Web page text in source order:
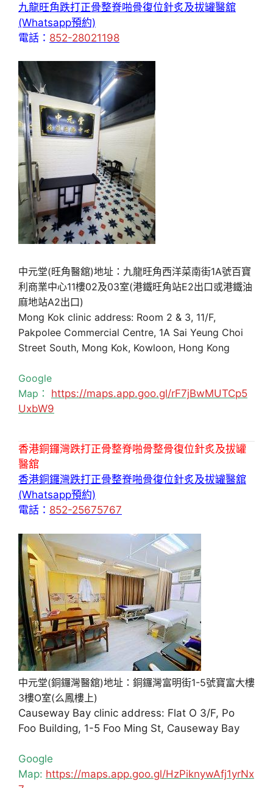
九龍旺角跌打正骨整脊啪骨復位針炙及拔罐醫舘
(Whatsapp預約)
電話： 852-28021198
中元堂(旺角醫舘)地址：九龍旺角西洋菜南街1A號百寶
利商業中心11樓02及03室(港鐵旺角站E2出口或港鐵油
麻地站A2出口)
Mong Kok clinic address: Room 2 & 3, 11/F,
Pakpolee Commercial Centre, 1A Sai Yeung Choi
Street South, Mong Kok, Kowloon, Hong Kong
Google
Map： https://maps.app.goo.gl/rF7jBwMUTCp5
UxbW9
香港銅鑼灣跌打正骨整脊啪骨整骨復位針炙及拔罐
醫舘
香港銅鑼灣跌打正骨整脊啪骨復位針炙及拔罐醫舘
(Whatsapp預約)
電話： 852-25675767
中元堂(銅鑼灣醫舘)地址：銅鑼灣富明街1-5號寶富大樓
3樓O室(么鳳樓上)
Causeway Bay clinic address: Flat O 3/F, Po
Foo Building, 1-5 Foo Ming St, Causeway Bay
Google
Map: https://maps.app.goo.gl/HzPiknywAfj1yrNx